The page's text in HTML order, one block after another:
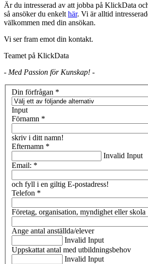
Är du intresserad av att jobba på KlickData
så ansöker du enkelt här. Vi är alltid
välkommen med din ansökan.
Vi ser fram emot din kontakt.
Teamet på KlickData
- Med Passion för Kunskap! -
Din förfrågan *
Input
Förnamn *
skriv i ditt namn!
Efternamn *
Invalid Input
Email: *
och fyll i en giltig E-postadress!
Telefon *
Företag, organisation, myndighet eller skola
Ange antal anställda/elever
Invalid Input
Uppskattat antal med utbildningsbehov
Invalid Input